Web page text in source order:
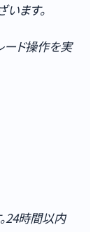
ます。
ード操作を実
24時間以内